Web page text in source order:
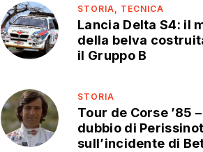
STORIA, TECNICA
Lancia Delta S4: il
della belva
il Gruppo B
STORIA
Tour de Corse ’85 –
dubbio di Perissinot
sull’incidente di